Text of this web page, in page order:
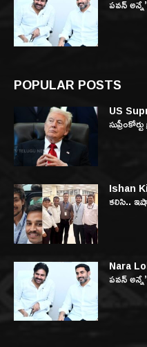
పవన్
POPULAR POSTS
US
Ishan
కలిసి..
Nara
పవన్